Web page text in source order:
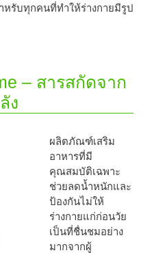
รับทุกคนที่ทำให้ร่างกายมีรูป
– สารสกัดจาก
ง
ผลิตภัณฑ์เสริม
อาหารที่มี
คุณสมบัติเฉพาะ
ช่วยลดน้ำหนักและ
ป้องกันไม่ให้
ร่างกายแก่ก่อนวัย
เป็นที่ชื่นชมอย่าง
มากจากผู้